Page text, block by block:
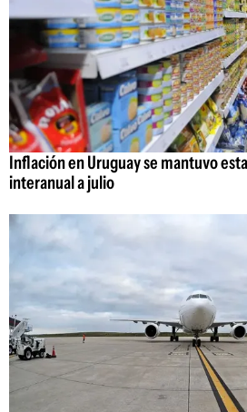
Inflación en Uruguay se mantuvo
interanual a julio